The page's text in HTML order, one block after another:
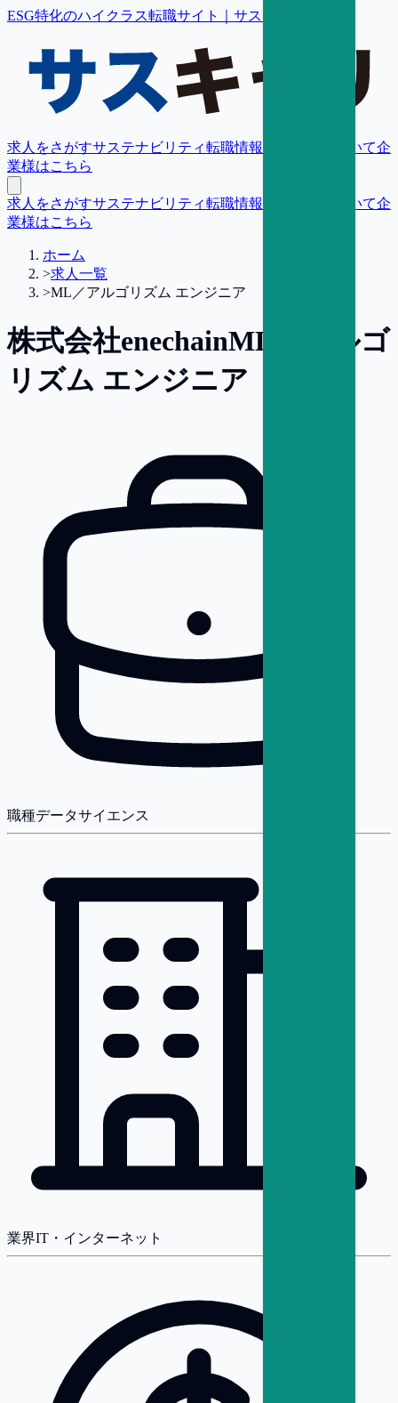
ESG特化のハイクラス転職サイト｜サスキャリ
求人をさがすサステナビリティ転職情報 転職支援について企
業様はこちら
求人をさがすサステナビリティ転職情報 転職支援について企
業様はこちら
ホーム
>求人一覧
>ML／アルゴリズム エンジニア
株式会社enechainML／アルゴ
リズム エンジニア
職種データサイエンス
業界IT・インターネット